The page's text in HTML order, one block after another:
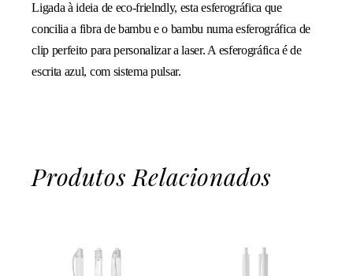
Ligada à ideia de eco-frielndly, esta esferográfica que
concilia a fibra de bambu e o bambu numa esferográfica de
clip perfeito para personalizar a laser. A esferográfica é de
escrita azul, com sistema pulsar.
Produtos Relacionados